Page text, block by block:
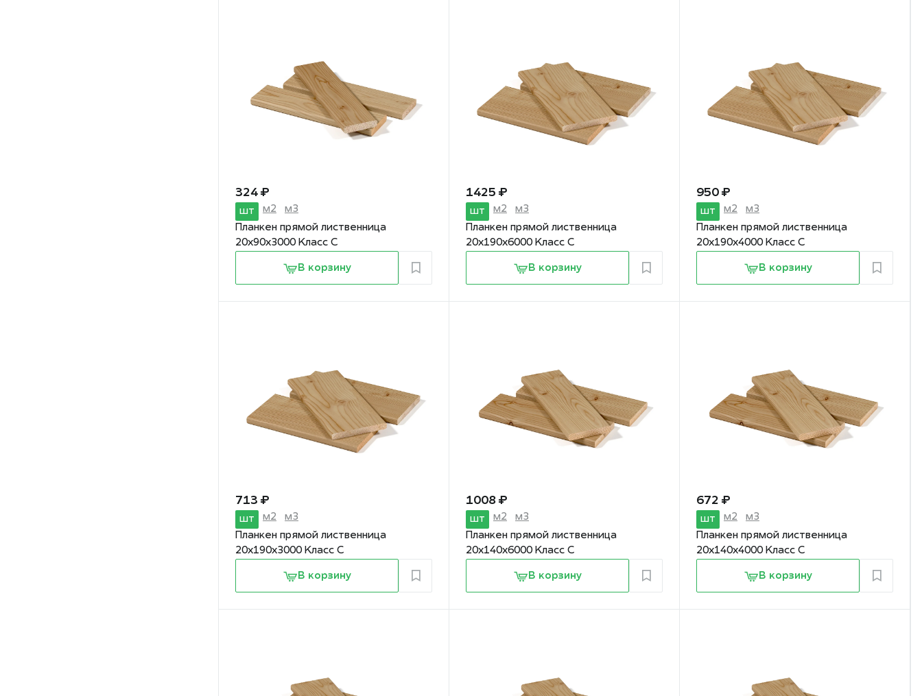
324 ₽
шт м2
м3
Планкен прямой лиственница
20х90х3000 Класс С
В корзину
1 425 ₽
шт м2
м3
Планкен прямой лиственница
20х190х6000 Класс С
В корзину
950 ₽
шт м2
м3
Планкен прямой лиственница
20х190х4000 Класс С
В корзину
713 ₽
шт м2
м3
Планкен прямой лиственница
20х190х3000 Класс С
В корзину
1 008 ₽
шт м2
м3
Планкен прямой лиственница
20х140х6000 Класс С
В корзину
672 ₽
шт м2
м3
Планкен прямой лиственница
20х140х4000 Класс С
В корзину